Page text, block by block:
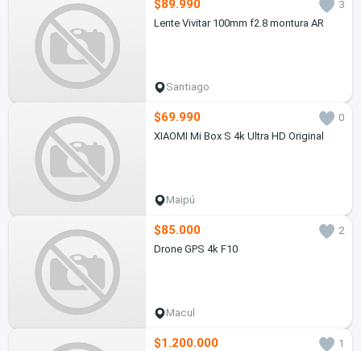
$89.990
3
Lente Vivitar 100mm f2.8 montura AR
Santiago
$69.990
0
XIAOMI Mi Box S 4k Ultra HD Original
Maipú
$85.000
2
Drone GPS 4k F10
Macul
$1.200.000
1